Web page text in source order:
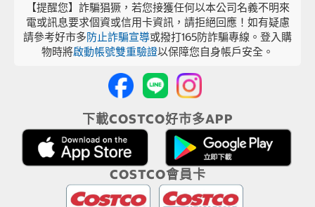
【提醒您】詐騙猖獗，若您接獲任何以本公司名義不明來
電或訊息要求個資或信用卡資訊，請拒絕回應！如有疑慮
請參考好市多防止詐騙宣導或撥打165防詐騙專線。登入購
物時將啟動帳號雙重驗證以保障您自身帳戶安全。
下載COSTCO好市多APP
COSTCO會員卡